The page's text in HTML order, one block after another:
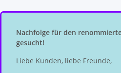
Nachfolge für den
gesucht!
Liebe Kunden, liebe Freunde,